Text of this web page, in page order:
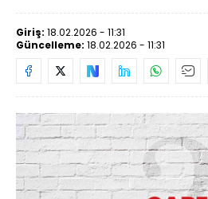
Giriş: 18.02.2026 - 11:31
Güncelleme: 18.02.2026 - 11:31